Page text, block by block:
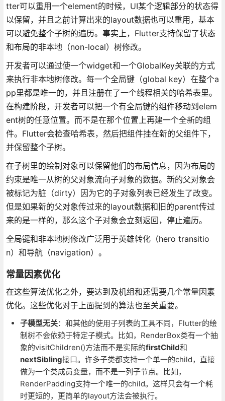
tter可以重用一个element的时候，UI某个逻辑部分的状态得
以保留，并且之前计算出来的layout数据也可以重用，基本
可以避免整个子树的遍历。事实上，Flutter支持保留了状态
和布局的非本地（non-local）树修改。
开发者可以通过使一个widget和一个GlobalKey关联的方式
来执行非本地树修改。每一个全局键（global key）在整个a
pp里都是唯一的，并且注册在了一个线程相关的哈希表里。
在构建阶段，开发者可以把一个有全局键的组件移动到elem
ent树的任意位置。而不是在那个位置上再建一个全新的组
件。Flutter会检查哈希表，然后把组件挂在新的父组件下，
并保留整个子树。
在子树里的绘制对象可以保留他们的布局信息，因为布局的
约束是唯一从树的父对象流向子对象的数据。新的父对象会
被标记为脏（dirty）因为它的子对象列表已经发生了改变。
但是如果新的父对象传过来的layout数据和旧的parent传过
来的是一样的，那么这个子对象会立刻返回，停止遍历。
全局键和非本地树修改广泛用于英雄转化（hero transitio
n）和导航（navigation）。
常量因素优化
在这些算法优化之外，要达到及机组和还需要几个常量因素
优化。这些优化对于上面提到的算法也至关重要。
子模型无关：和其他的使用子列表的工具不同，Flutter的绘
制树不会依赖于特定子模式。比如，RenderBox类有一个抽
象的visitChildren()方法而不是实际的firstChild和
nextSibling接口。许多子类都支持一个单一的child，直接
做为一个类成员变量，而不是一列子节点。比如，
RenderPadding支持一个唯一的child。这样只会有一个耗
时更短的，更简单的layout方法会被执行。